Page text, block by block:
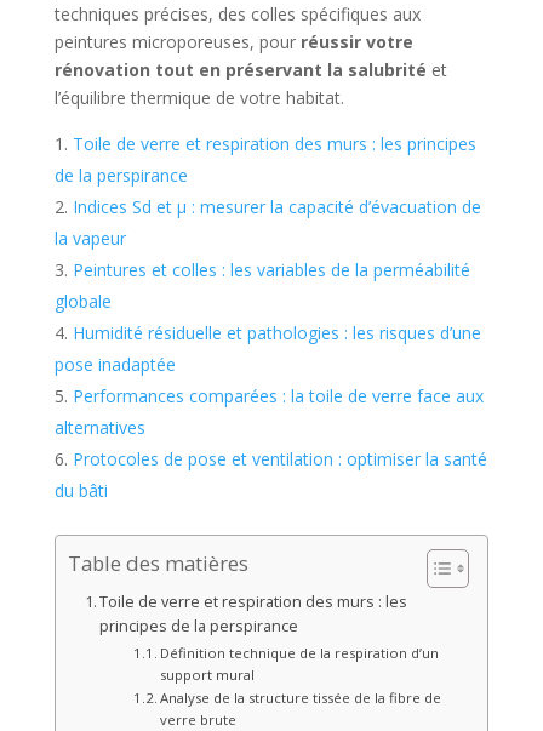
techniques précises, des colles spécifiques aux
peintures microporeuses, pour réussir votre
rénovation tout en préservant la salubrité et
l’équilibre thermique de votre habitat.
Toile de verre et respiration des murs : les principes
de la perspirance
Indices Sd et µ : mesurer la capacité d’évacuation de
la vapeur
Peintures et colles : les variables de la perméabilité
globale
Humidité résiduelle et pathologies : les risques d’une
pose inadaptée
Performances comparées : la toile de verre face aux
alternatives
Protocoles de pose et ventilation : optimiser la santé
du bâti
Table des matières
Toile de verre et respiration des murs : les
principes de la perspirance
Définition technique de la respiration d’un
support mural
Analyse de la structure tissée de la fibre de
verre brute